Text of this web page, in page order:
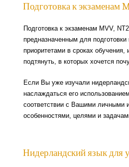
Подготовка к экзаменам
Подготовка к экзаменам MVV,
предназначенным для
приоритетами в сроках
подтянуть, в которых хочется
Если Вы уже изучали
наслаждаться его
соответствии с Вашими личными
особенностями, целями и
Нидерландский язык для